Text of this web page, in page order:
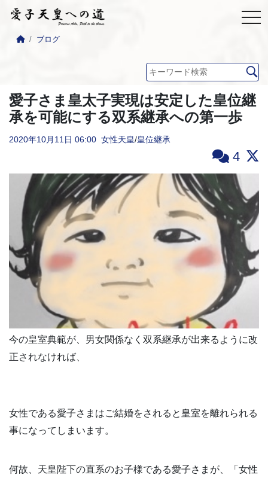
ブログ
愛子さま皇太子実現は安定した皇位継
承を可能にする双系継承への第一歩
2020年10月11日 06:00 女性天皇/皇位継承
4
今の皇室典範が、男女関係なく双系継承が出来るように改
正されなければ、
女性である愛子さまはご結婚をされると皇室を離れられる
事になってしまいます。
何故、天皇陛下の直系のお子様である愛子さまが、「女性